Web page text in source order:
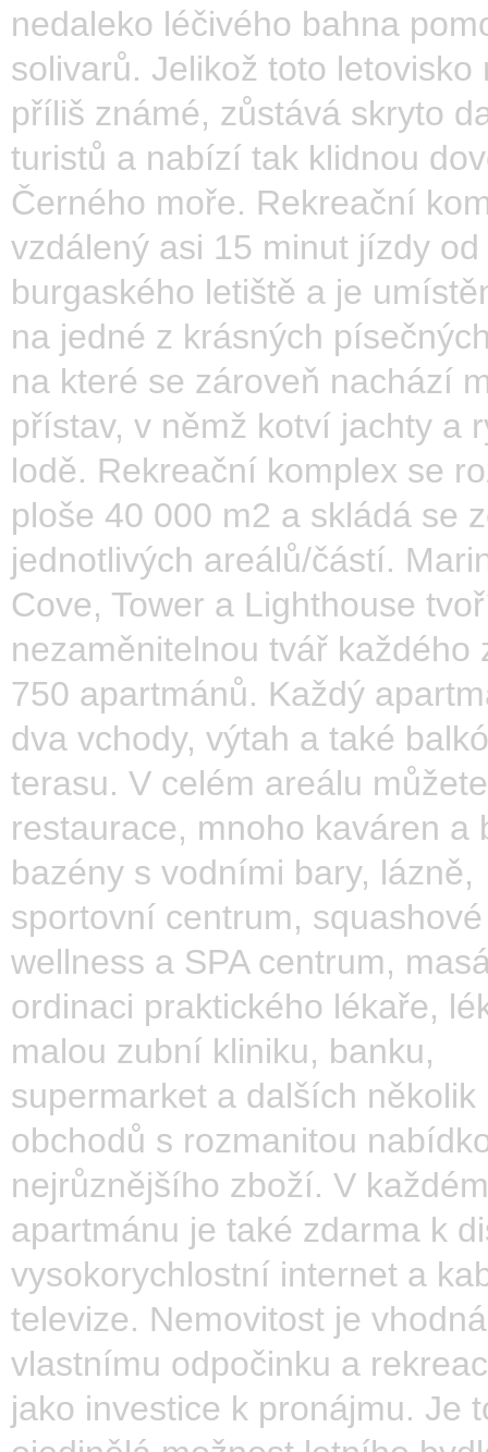
nedaleko léčivého bahna
solivarů. Jelikož toto letovisko
příliš známé, zůstává skryto
turistů a nabízí tak klidnou
Černého moře. Rekreační
vzdálený asi 15 minut jízdy od
burgaského letiště a je
na jedné z krásných
na které se zároveň nachází
přístav, v němž kotví jachty a
lodě. Rekreační komplex se
ploše 40 000 m2 a skládá se
jednotlivých areálů/částí.
Cove, Tower a Lighthouse
nezaměnitelnou tvář každého
750 apartmánů. Každý
dva vchody, výtah a také
terasu. V celém areálu
restaurace, mnoho kaváren a
bazény s vodními bary, lázně,
sportovní centrum,
wellness a SPA centrum,
ordinaci praktického lékaře,
malou zubní kliniku, banku,
supermarket a dalších několik
obchodů s rozmanitou
nejrůznějšího zboží. V každém
apartmánu je také zdarma k
vysokorychlostní internet a
televize. Nemovitost je
vlastnímu odpočinku a
jako investice k pronájmu. Je